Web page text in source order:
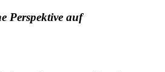
Perspektive auf